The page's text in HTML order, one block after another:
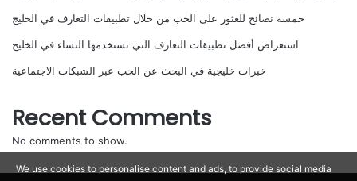
خمسة نصائح للعثور على الحب من خلال تطبيقات التعارف في الخليج
استعراض أفضل تطبيقات التعارف التي تستخدمها النساء في الخليج
خبرات خليجية في البحث عن الحب عبر الشبكات الاجتماعية
Recent Comments
No comments to show.
We use cookies to personalise content and ads, to provide social media